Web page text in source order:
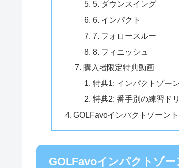
5. ダウンスイング
6. インパクト
7. フォロースルー
8. フィニッシュ
購入者限定特典動画
特典1: インパクトゾー
特典2: 番手別の練習ド
GOLFavoインパクトゾーン
GOLFavoインパクトゾ